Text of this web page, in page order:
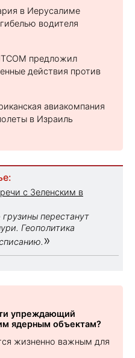
в Иерусалиме
водителя
предложил
действия против
авиакомпания
в Израиль
с Зеленским в
перестанут
Геополитика
»
упреждающий
ядерным объектам?
жизненно важным для